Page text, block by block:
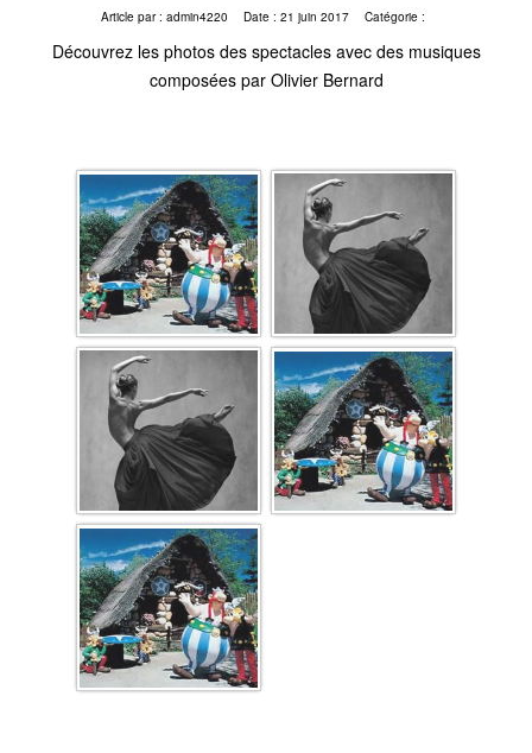
Article par : admin4220 Date : 21 juin 2017 Catégorie :
Découvrez les photos des spectacles avec des musiques
composées par Olivier Bernard